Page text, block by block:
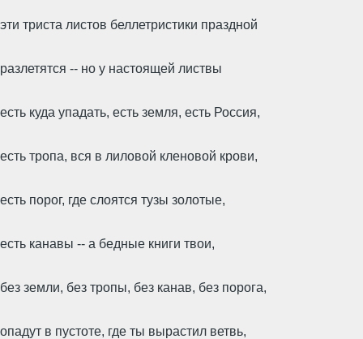
эти триста листов беллетристики праздной
разлетятся -- но у настоящей листвы
есть куда упадать, есть земля, есть Россия,
есть тропа, вся в лиловой кленовой крови,
есть порог, где слоятся тузы золотые,
есть канавы -- а бедные книги твои,
без земли, без тропы, без канав, без порога,
опадут в пустоте, где ты вырастил ветвь,